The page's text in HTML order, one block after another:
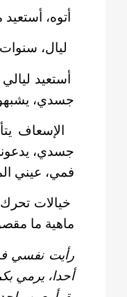
أتوه،
ليال،
أستعيد
جسدي،
الإسعاف
جسدي،
فمي، عيني
خيالات
ماهية ما
رأيت نفسي
أحدا، يرمي